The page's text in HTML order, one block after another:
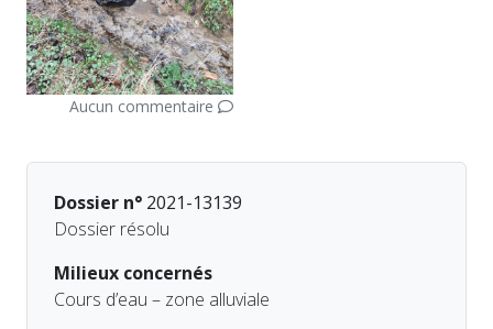
Aucun commentaire
Dossier n° 2021-13139
Dossier résolu
Milieux concernés
Cours d’eau – zone alluviale